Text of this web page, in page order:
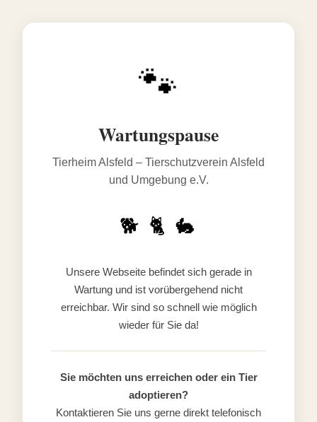
🐾
Wartungspause
Tierheim Alsfeld – Tierschutzverein Alsfeld
und Umgebung e.V.
🐕 🐈 🐇
Unsere Webseite befindet sich gerade in
Wartung und ist vorübergehend nicht
erreichbar. Wir sind so schnell wie möglich
wieder für Sie da!
Sie möchten uns erreichen oder ein Tier
adoptieren?
Kontaktieren Sie uns gerne direkt telefonisch